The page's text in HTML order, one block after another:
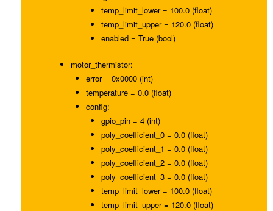
temp_limit_lower = 100.0 (float)
temp_limit_upper = 120.0 (float)
enabled = True (bool)
motor_thermistor:
error = 0x0000 (int)
temperature = 0.0 (float)
config:
gpio_pin = 4 (int)
poly_coefficient_0 = 0.0 (float)
poly_coefficient_1 = 0.0 (float)
poly_coefficient_2 = 0.0 (float)
poly_coefficient_3 = 0.0 (float)
temp_limit_lower = 100.0 (float)
temp_limit_upper = 120.0 (float)